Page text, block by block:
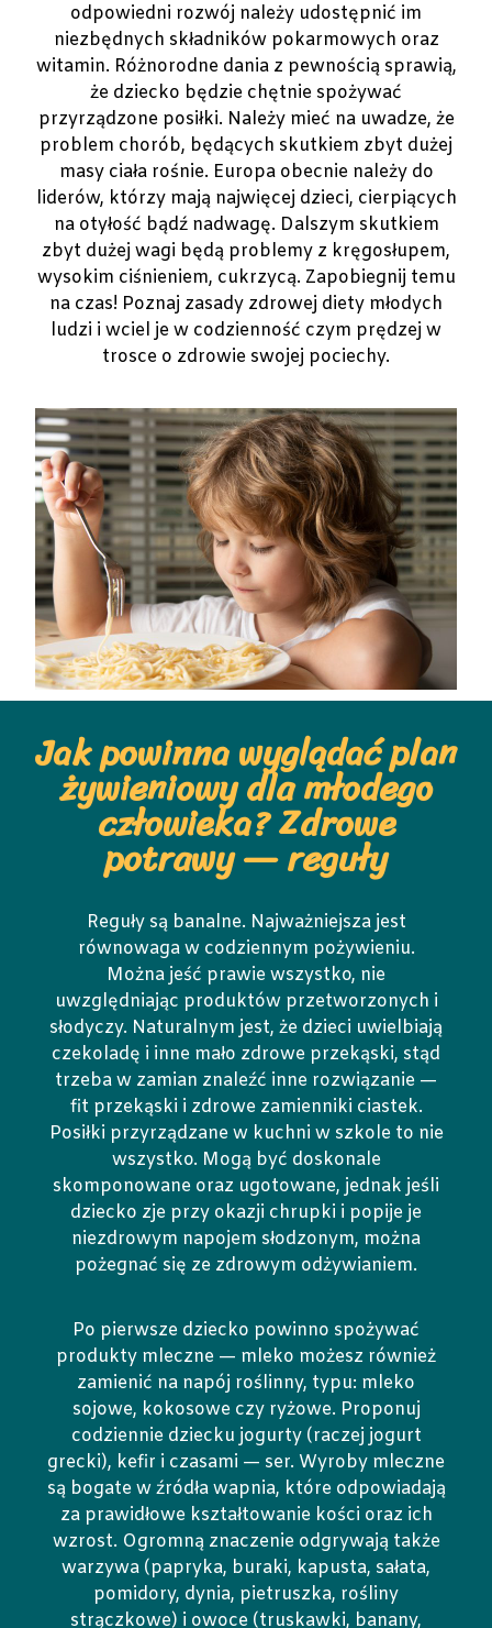
odpowiedni rozwój należy udostępnić im
niezbędnych składników pokarmowych oraz
witamin. Różnorodne dania z pewnością sprawią,
że dziecko będzie chętnie spożywać
przyrządzone posiłki. Należy mieć na uwadze, że
problem chorób, będących skutkiem zbyt dużej
masy ciała rośnie. Europa obecnie należy do
liderów, którzy mają najwięcej dzieci, cierpiących
na otyłość bądź nadwagę. Dalszym skutkiem
zbyt dużej wagi będą problemy z kręgosłupem,
wysokim ciśnieniem, cukrzycą. Zapobiegnij temu
na czas! Poznaj zasady zdrowej diety młodych
ludzi i wciel je w codzienność czym prędzej w
trosce o zdrowie swojej pociechy.
Jak powinna wyglądać plan
żywieniowy dla młodego
człowieka? Zdrowe
potrawy — reguły
Reguły są banalne. Najważniejsza jest
równowaga w codziennym pożywieniu.
Można jeść prawie wszystko, nie
uwzględniając produktów przetworzonych i
słodyczy. Naturalnym jest, że dzieci uwielbiają
czekoladę i inne mało zdrowe przekąski, stąd
trzeba w zamian znaleźć inne rozwiązanie —
fit przekąski i zdrowe zamienniki ciastek.
Posiłki przyrządzane w kuchni w szkole to nie
wszystko. Mogą być doskonale
skomponowane oraz ugotowane, jednak jeśli
dziecko zje przy okazji chrupki i popije je
niezdrowym napojem słodzonym, można
pożegnać się ze zdrowym odżywianiem.
Po pierwsze dziecko powinno spożywać
produkty mleczne — mleko możesz również
zamienić na napój roślinny, typu: mleko
sojowe, kokosowe czy ryżowe. Proponuj
codziennie dziecku jogurty (raczej jogurt
grecki), kefir i czasami — ser. Wyroby mleczne
są bogate w źródła wapnia, które odpowiadają
za prawidłowe kształtowanie kości oraz ich
wzrost. Ogromną znaczenie odgrywają także
warzywa (papryka, buraki, kapusta, sałata,
pomidory, dynia, pietruszka, rośliny
strączkowe) i owoce (truskawki, banany,